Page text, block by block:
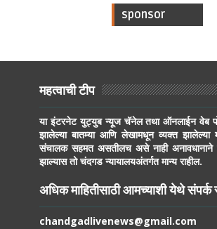
sponsor
महत्वाची टीप
या इंटरनेट युट्युब न्यूज चॅनेल तथा ऑनलाईन वेब
झालेल्या बातम्या आणि लेखामधून व्यक्त झालेल्या
संचालक सहमत असतीलच असे नाही अनावधानाने
झाल्यास तो चंदगड न्यायालयअंतर्गत मान्य राहील.
अधिक माहितीसाठी आमच्याशी येथे संपर्क
chandgadlivenews@gmail.com